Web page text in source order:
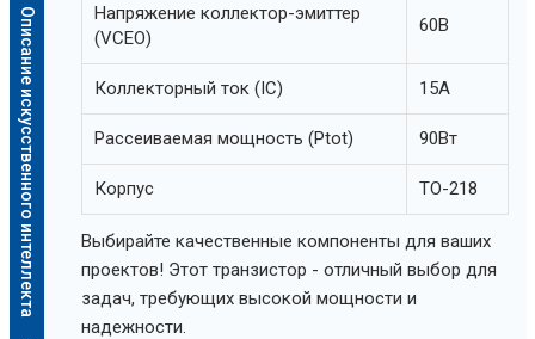
Описание искусственного интеллекта
Напряжение коллектор-эмиттер
(VCEO)
60В
Коллекторный ток (IC) 15А
Рассеиваемая мощность (Ptot) 90Вт
Корпус TO-218
Выбирайте качественные компоненты для ваших
проектов! Этот транзистор - отличный выбор для
задач, требующих высокой мощности и
надежности.